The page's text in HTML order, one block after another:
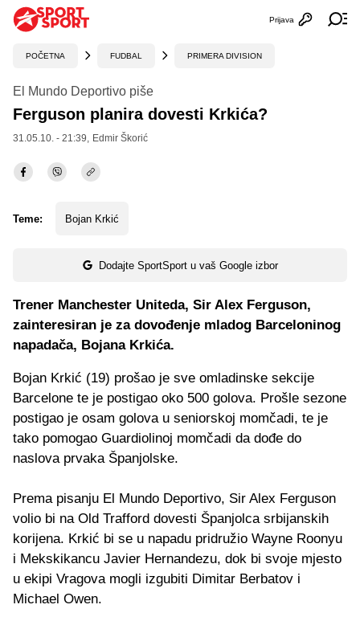
Otvori
Prijava
POČETNA FUDBAL PRIMERA DIVISION
El Mundo Deportivo piše
Ferguson planira dovesti Krkića?
31.05.10. - 21:39, Edmir Škorić
Teme: Bojan Krkić
Dodajte SportSport u vaš Google izbor
Trener Manchester Uniteda, Sir Alex Ferguson,
zainteresiran je za dovođenje mladog Barceloninog
napadača, Bojana Krkića.
Bojan Krkić (19) prošao je sve omladinske sekcije
Barcelone te je postigao oko 500 golova. Prošle sezone
postigao je osam golova u seniorskoj momčadi, te je
tako pomogao Guardiolinoj momčadi da dođe do
naslova prvaka Španjolske.
Prema pisanju El Mundo Deportivo, Sir Alex Ferguson
volio bi na Old Trafford dovesti Španjolca srbijanskih
korijena. Krkić bi se u napadu pridružio Wayne Roonyu
i Mekskikancu Javier Hernandezu, dok bi svoje mjesto
u ekipi Vragova mogli izgubiti Dimitar Berbatov i
Michael Owen.